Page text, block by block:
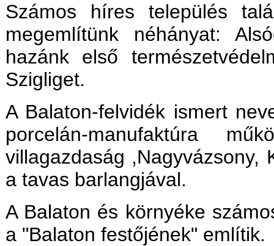
Számos híres település
megemlítünk néhányat:
hazánk első
Szigliget.
A Balaton-felvidék ismert
porcelán-manufaktúra
villagazdaság ,Nagyvázsony,
a tavas barlangjával.
A Balaton és környéke
a "Balaton festőjének" említik.